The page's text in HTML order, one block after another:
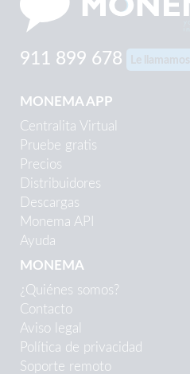
911 899 678 Le llamamos
MONEMA APP
Centralita Virtual
Pruebe gratis
Precios
Distribuidores
Descargas
Monema API
Ayuda
MONEMA
¿Quiénes somos?
Contacto
Aviso legal
Política de privacidad
Soporte remoto